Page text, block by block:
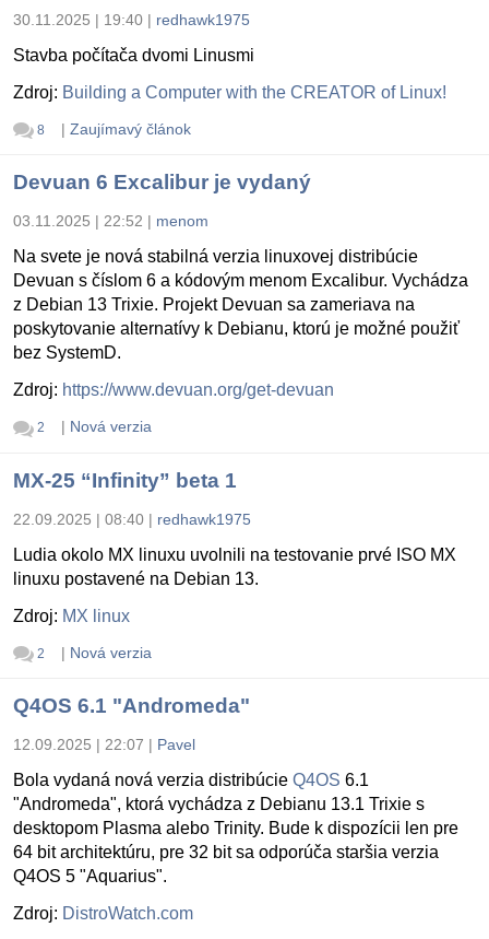
30.11.2025 | 19:40 | redhawk1975
Stavba počítača dvomi Linusmi
Zdroj: Building a Computer with the CREATOR of Linux!
8 | Zaujímavý článok
Devuan 6 Excalibur je vydaný
03.11.2025 | 22:52 | menom
Na svete je nová stabilná verzia linuxovej distribúcie
Devuan s číslom 6 a kódovým menom Excalibur. Vychádza
z Debian 13 Trixie. Projekt Devuan sa zameriava na
poskytovanie alternatívy k Debianu, ktorú je možné použiť
bez SystemD.
Zdroj: https://www.devuan.org/get-devuan
2 | Nová verzia
MX-25 “Infinity” beta 1
22.09.2025 | 08:40 | redhawk1975
Ludia okolo MX linuxu uvolnili na testovanie prvé ISO MX
linuxu postavené na Debian 13.
Zdroj: MX linux
2 | Nová verzia
Q4OS 6.1 "Andromeda"
12.09.2025 | 22:07 | Pavel
Bola vydaná nová verzia distribúcie Q4OS 6.1
"Andromeda", ktorá vychádza z Debianu 13.1 Trixie s
desktopom Plasma alebo Trinity. Bude k dispozícii len pre
64 bit architektúru, pre 32 bit sa odporúča staršia verzia
Q4OS 5 "Aquarius".
Zdroj: DistroWatch.com